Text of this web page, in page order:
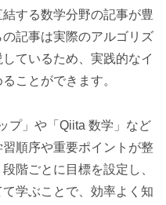
する数学分野の記事が豊
記事は実際のアルゴリズ
ているため、実践的なイ
ことができます。
プ」や「Qiita 数学」など
順序や重要ポイントが整
階ごとに目標を設定し、
学ぶことで、効率よく知